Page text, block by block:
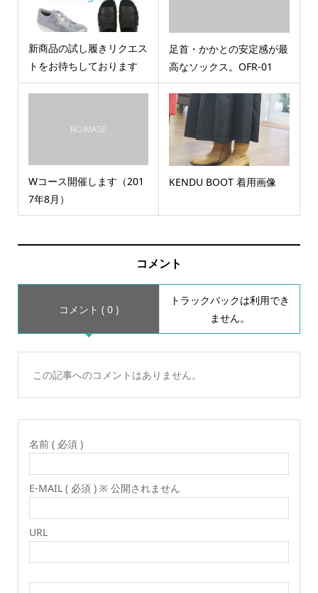
新商品の試し履きリクエス
トをお待ちしております
足首・かかとの安定感が最
高なソックス。OFR-01
Wコース開催します（201
7年8月）
KENDU BOOT 着用画像
コメント
コメント ( 0 )
トラックバックは利用でき
ません。
この記事へのコメントはありません。
名前 ( 必須 )
E-MAIL ( 必須 ) ※ 公開されません
URL